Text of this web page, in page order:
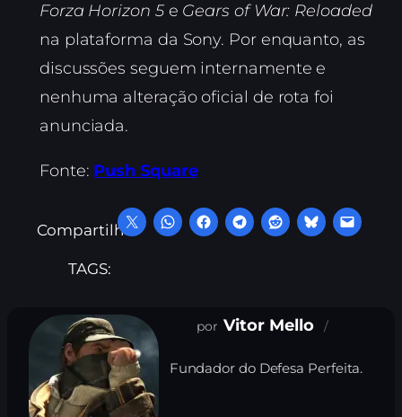
Forza Horizon 5e Gears of War: Reloaded
na plataforma da Sony. Por enquanto, as
discussões seguem internamente e
nenhuma alteração oficial de rota foi
anunciada.
Fonte: Push Square
Compartilhe:
TAGS:
Vitor Mello
Fundador do Defesa Perfeita.